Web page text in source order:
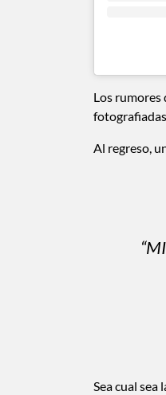
Los rumores
Al regreso,
Sea cual sea